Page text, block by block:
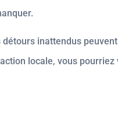
inattendus
locale, vous